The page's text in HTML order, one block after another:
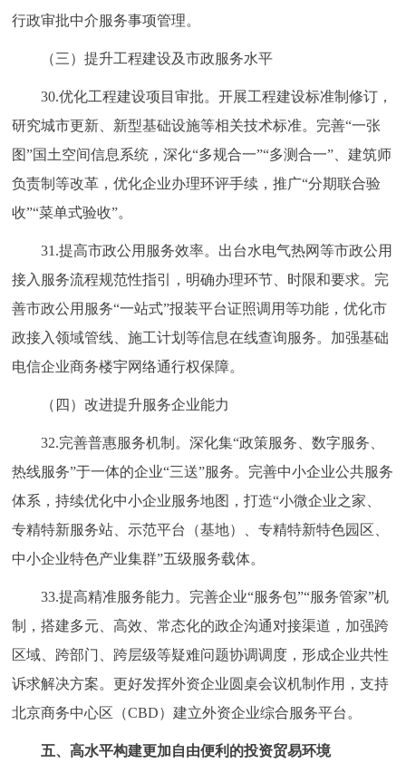
行政审批中介服务事项管理。
（三）提升工程建设及市政服务水平
30.优化工程建设项目审批。开展工程建设标准制修订，
研究城市更新、新型基础设施等相关技术标准。完善“一张
图”国土空间信息系统，深化“多规合一”“多测合一”、建筑师
负责制等改革，优化企业办理环评手续，推广“分期联合验
收”“菜单式验收”。
31.提高市政公用服务效率。出台水电气热网等市政公用
接入服务流程规范性指引，明确办理环节、时限和要求。完
善市政公用服务“一站式”报装平台证照调用等功能，优化市
政接入领域管线、施工计划等信息在线查询服务。加强基础
电信企业商务楼宇网络通行权保障。
（四）改进提升服务企业能力
32.完善普惠服务机制。深化集“政策服务、数字服务、
热线服务”于一体的企业“三送”服务。完善中小企业公共服务
体系，持续优化中小企业服务地图，打造“小微企业之家、
专精特新服务站、示范平台（基地）、专精特新特色园区、
中小企业特色产业集群”五级服务载体。
33.提高精准服务能力。完善企业“服务包”“服务管家”机
制，搭建多元、高效、常态化的政企沟通对接渠道，加强跨
区域、跨部门、跨层级等疑难问题协调调度，形成企业共性
诉求解决方案。更好发挥外资企业圆桌会议机制作用，支持
北京商务中心区（CBD）建立外资企业综合服务平台。
五、高水平构建更加自由便利的投资贸易环境